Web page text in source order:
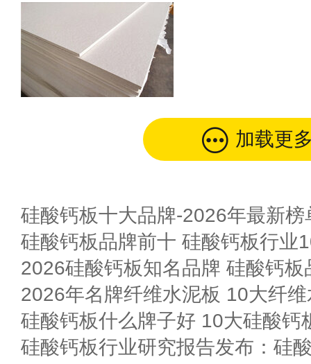
加载更
硅酸钙板十大品牌-2026年最新榜
硅酸钙板品牌前十 硅酸钙板行业
2026硅酸钙板知名品牌 硅酸钙板
2026年名牌纤维水泥板 10大纤
硅酸钙板什么牌子好 10大硅酸钙